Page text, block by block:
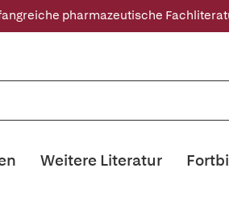
pharmazeutische
Weitere Literatur